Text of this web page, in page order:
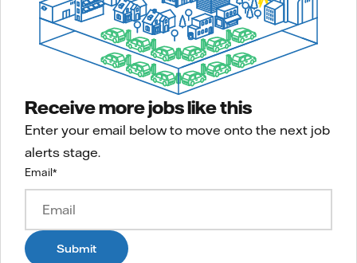
Receive more jobs like this
Enter your email below to move onto the next job
alerts stage.
Email*
Submit